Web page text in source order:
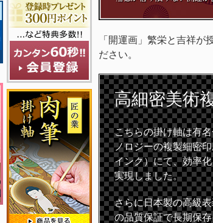
「開運画」繁栄と吉祥
ださい。
高細密美術
こちらの掛け軸は有
ノロジーの複製細密
インク）にて、効率
実現しました。
さらに日本製の高級
の品質保証で長期保